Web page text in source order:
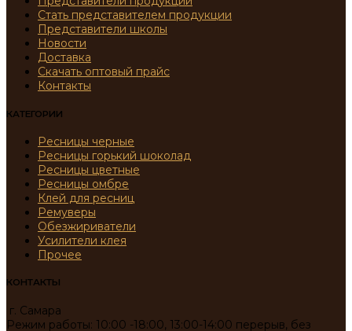
Стать представителем продукции
Представители школы
Новости
Доставка
Скачать оптовый прайс
Контакты
КАТЕГОРИИ
Ресницы черные
Ресницы горький шоколад
Ресницы цветные
Ресницы омбре
Клей для ресниц
Ремуверы
Обезжириватели
Усилители клея
Прочее
КОНТАКТЫ
г. Самара
Режим работы: 10:00 -18:00, 13:00-14:00 перерыв, без